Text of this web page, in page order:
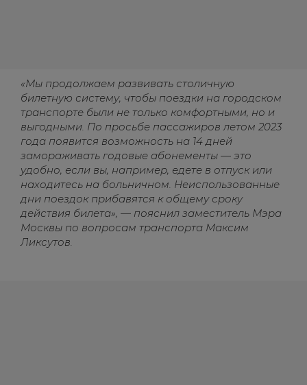
«Мы продолжаем развивать столичную
билетную систему, чтобы поездки на городском
транспорте были не только комфортными, но и
выгодными. По просьбе пассажиров летом 2023
года появится возможность на 14 дней
замораживать годовые абонементы — это
удобно, если вы, например, едете в отпуск или
находитесь на больничном. Неиспользованные
дни поездок прибавятся к общему сроку
действия билета», — пояснил заместитель Мэра
Москвы по вопросам транспорта Максим
Ликсутов.